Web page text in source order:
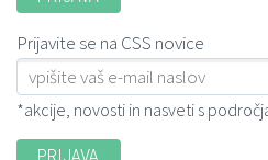
Prijavite se na CSS novice
*akcije, novosti in nasveti s